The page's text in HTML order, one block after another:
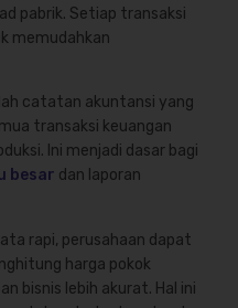
pabrik. Setiap transaksi
memudahkan
catatan akuntansi yang
transaksi keuangan
Ini menjadi dasar bagi
besar dan laporan
rapi, perusahaan dapat
harga pokok
bisnis lebih akurat. Hal ini